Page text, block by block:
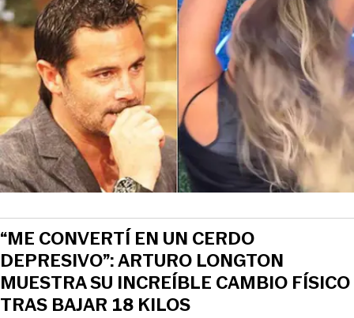
“ME CONVERTÍ EN UN CERDO
DEPRESIVO”: ARTURO LONGTON
MUESTRA SU INCREÍBLE CAMBIO FÍSICO
TRAS BAJAR 18 KILOS